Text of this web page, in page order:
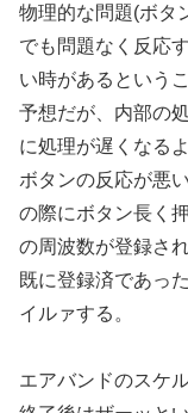
物理的な問題(ボタ
でも問題なく反応
い時があるというこ
予想だが、内部の
に処理が遅くなる
ボタンの反応が悪
の際にボタン長く
の周波数が登録さ
既に登録済であっ
イルァする。
エアバンドのスケ